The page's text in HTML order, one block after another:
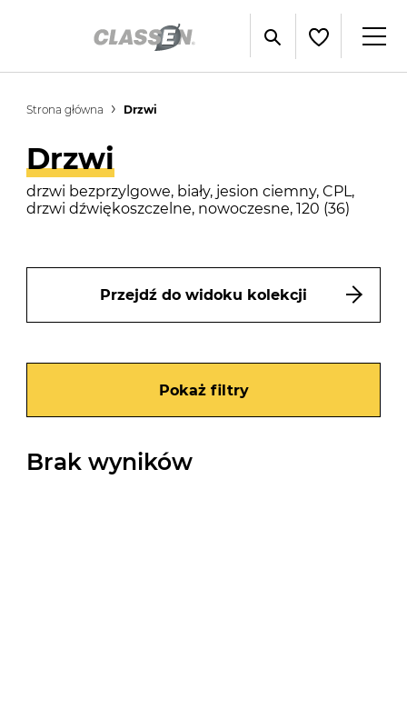
Strona główna Drzwi
Drzwi
drzwi bezprzylgowe, biały, jesion ciemny, CPL,
drzwi dźwiękoszczelne, nowoczesne, 120 (36)
Przejdź do widoku kolekcji
Pokaż filtry
Brak wyników